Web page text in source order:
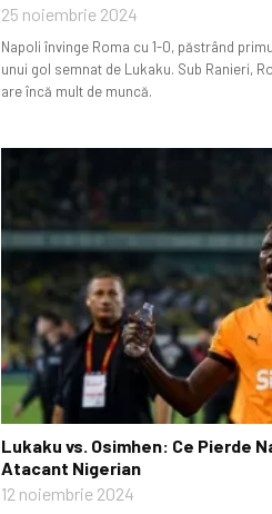
25 noiembrie 2024
Napoli învinge Roma cu 1-0, păstrând
unui gol semnat de Lukaku. Sub Ranieri,
are încă mult de muncă.
Lukaku vs. Osimhen: Ce Pierde
Atacant Nigerian
12 noiembrie 2024